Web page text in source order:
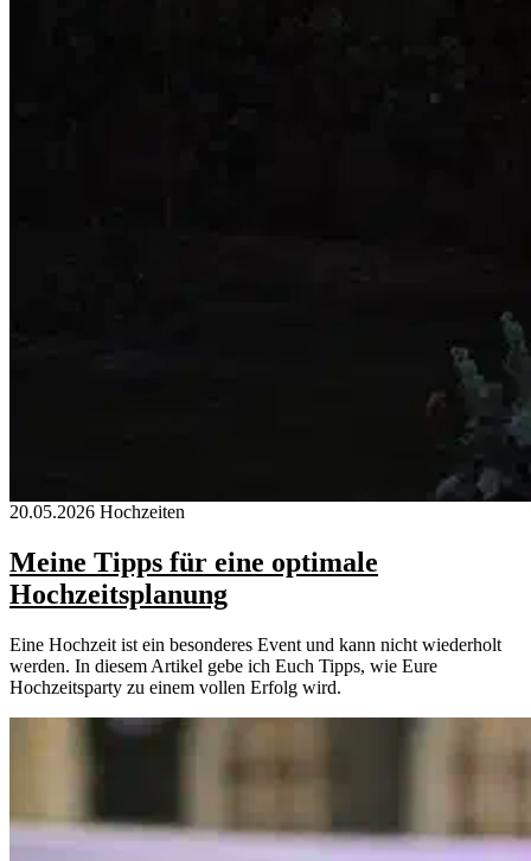
20.05.2026 Hochzeiten
Meine Tipps für eine optimale
Hochzeitsplanung
Eine Hochzeit ist ein besonderes Event und kann nicht wiederholt
werden. In diesem Artikel gebe ich Euch Tipps, wie Eure
Hochzeitsparty zu einem vollen Erfolg wird.